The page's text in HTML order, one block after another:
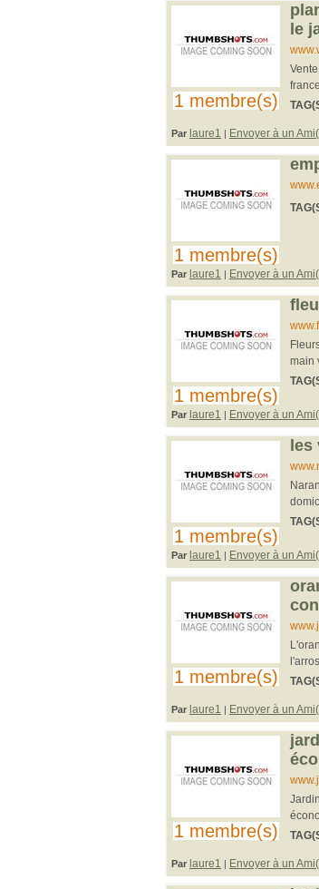
1 membre(s)
le
Par laure1 | Envoyer à un
1 membre(s)
Par laure1 | Envoyer à un
1 membre(s)
main
Par laure1 | Envoyer à un
1 membre(s)
Par laure1 | Envoyer à un
1 membre(s)
Par laure1 | Envoyer à un
1 membre(s)
Par laure1 | Envoyer à un